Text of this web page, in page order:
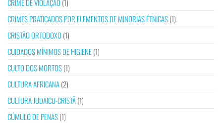
CRIME DE VIOLAÇÃO (1)
CRIMES PRATICADOS POR ELEMENTOS DE MINORIAS ÉTNICAS(1)
CRISTÃO ORTODOXO (1)
CUIDADOS MÍNIMOS DE HIGIENE(1)
CULTO DOS MORTOS(1)
CULTURA AFRICANA(2)
CULTURA JUDAICO-CRISTÃ(1)
CÚMULO DE PENAS(1)